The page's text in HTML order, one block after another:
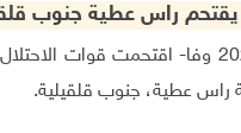
يقتحم راس عطية جنوب
قلقيلية 8-9-2024 وفا- اقتحمت قوات
راس عطية، جنوب قلقيلية.